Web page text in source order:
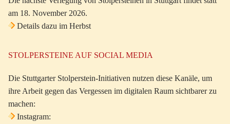
am 18. November 2026.
Details dazu im Herbst
STOLPERSTEINE AUF SOCIAL MEDIA
Die Stuttgarter Stolperstein-Initiativen nutzen diese Kanäle, um
ihre Arbeit gegen das Vergessen im digitalen Raum sichtbarer zu
machen:
Instagram: